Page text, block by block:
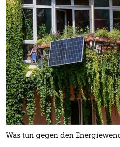
Was tun gegen den